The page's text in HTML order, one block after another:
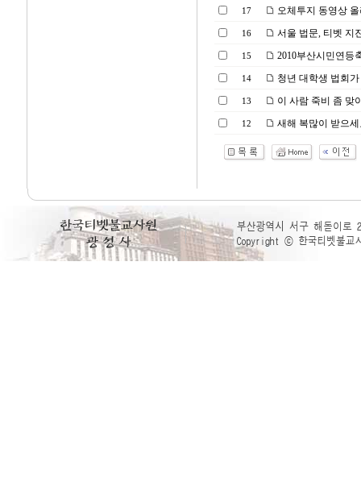
17 오체투지 동영상
16 서울 법문, 티벳 지
15 2010부산시민연등
14 청년 대학생 법회
13 이 사람 죽비 좀 맞
12 새해 복많이 받으